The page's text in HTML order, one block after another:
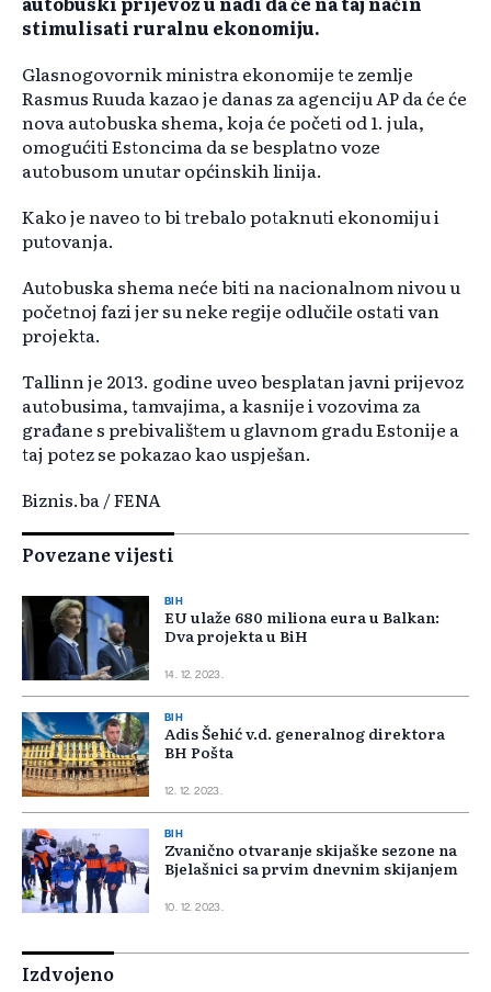
stimulisati ruralnu ekonomiju.
Glasnogovornik ministra ekonomije te zemlje
Rasmus Ruuda kazao je danas za agenciju AP da će će
nova autobuska shema, koja će početi od 1. jula,
omogućiti Estoncima da se besplatno voze
autobusom unutar općinskih linija.
Kako je naveo to bi trebalo potaknuti ekonomiju i
putovanja.
Autobuska shema neće biti na nacionalnom nivou u
početnoj fazi jer su neke regije odlučile ostati van
projekta.
Tallinn je 2013. godine uveo besplatan javni prijevoz
autobusima, tamvajima, a kasnije i vozovima za
građane s prebivalištem u glavnom gradu Estonije a
taj potez se pokazao kao uspješan.
Biznis.ba / FENA
Povezane vijesti
BIH
EU ulaže 680 miliona eura u Balkan:
Dva projekta u BiH
14. 12. 2023.
BIH
Adis Šehić v.d. generalnog direktora
BH Pošta
12. 12. 2023.
BIH
Zvanično otvaranje skijaške sezone na
Bjelašnici sa prvim dnevnim skijanjem
10. 12. 2023.
Izdvojeno